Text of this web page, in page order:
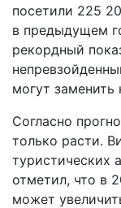
посетили 225
в предыдущем
рекордный
могут заменить
Согласно
только расти.
туристических
отметил, что в
может